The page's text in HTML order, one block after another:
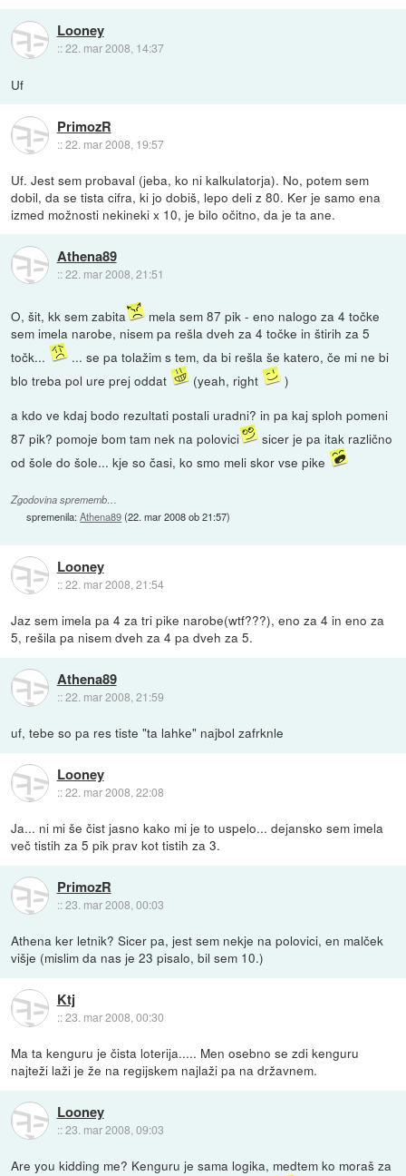
Looney
::22. mar 2008, 14:37
Uf
PrimozR
::22. mar 2008, 19:57
Uf. Jest sem probaval (jeba, ko ni kalkulatorja). No, potem sem
dobil, da se tista cifra, ki jo dobiš, lepo deli z 80. Ker je samo ena
izmed možnosti nekineki x 10, je bilo očitno, da je ta ane.
Athena89
::22. mar 2008, 21:51
O, šit, kk sem zabita
mela sem 87 pik - eno nalogo za 4 točke
sem imela narobe, nisem pa rešla dveh za 4 točke in štirih za 5
točk...
... se pa tolažim s tem, da bi rešla še katero, če mi ne bi
blo treba pol ure prej oddat
(yeah, right
)
a kdo ve kdaj bodo rezultati postali uradni? in pa kaj sploh pomeni
87 pik? pomoje bom tam nek na polovici
sicer je pa itak različno
od šole do šole... kje so časi, ko smo meli skor vse pike
Zgodovina sprememb…
spremenila:Athena89(22. mar 2008 ob 21:57)
Looney
::22. mar 2008, 21:54
Jaz sem imela pa 4 za tri pike narobe(wtf???), eno za 4 in eno za
5, rešila pa nisem dveh za 4 pa dveh za 5.
Athena89
::22. mar 2008, 21:59
uf, tebe so pa res tiste "ta lahke" najbol zafrknle
Looney
::22. mar 2008, 22:08
Ja... ni mi še čist jasno kako mi je to uspelo... dejansko sem imela
več tistih za 5 pik prav kot tistih za 3.
PrimozR
::23. mar 2008, 00:03
Athena ker letnik? Sicer pa, jest sem nekje na polovici, en malček
višje (mislim da nas je 23 pisalo, bil sem 10.)
Ktj
::23. mar 2008, 00:30
Ma ta kenguru je čista loterija..... Men osebno se zdi kenguru
najteži laži je že na regijskem najlaži pa na državnem.
Looney
::23. mar 2008, 09:03
Are you kidding me? Kenguru je sama logika, medtem ko moraš za